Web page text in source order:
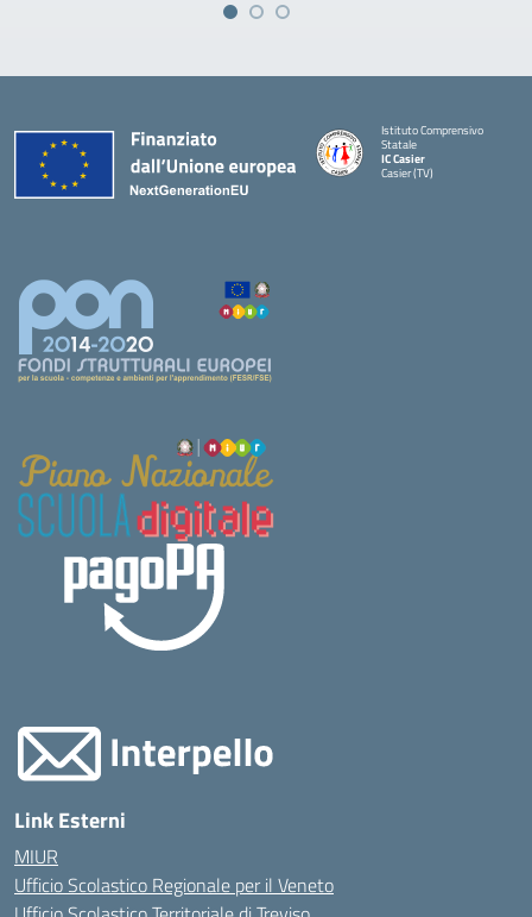
Istituto Comprensivo
Statale
IC Casier
Casier (TV)
Link Esterni
MIUR
Ufficio Scolastico Regionale per il Veneto